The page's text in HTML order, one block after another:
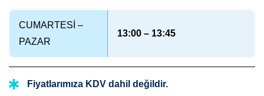
CUMARTESİ –
PAZAR
13:00 – 13:45
Fiyatlarımıza KDV dahil değildir.